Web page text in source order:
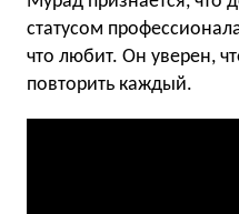
статусом
что любит. Он уверен,
повторить каждый.